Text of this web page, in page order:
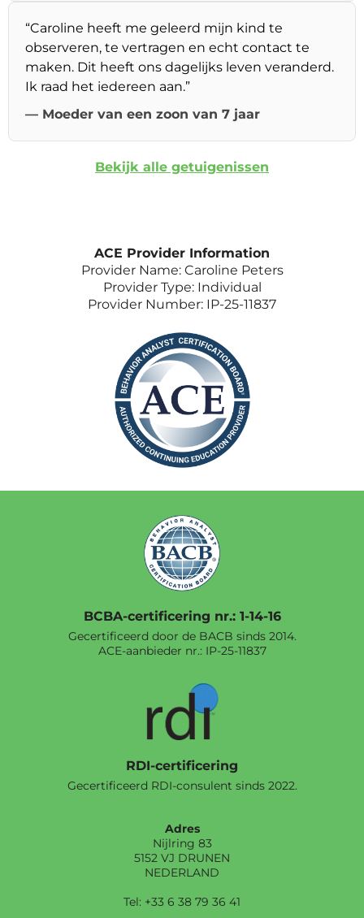
“Caroline heeft me geleerd mijn kind te
observeren, te vertragen en echt contact te
maken. Dit heeft ons dagelijks leven veranderd.
Ik raad het iedereen aan.”
— Moeder van een zoon van 7 jaar
Bekijk alle getuigenissen
ACE Provider Information
Provider Name: Caroline Peters
Provider Type: Individual
Provider Number: IP-25-11837
BCBA-certificering nr.: 1-14-16
Gecertificeerd door de BACB sinds 2014.
ACE-aanbieder nr.: IP-25-11837
RDI-certificering
Gecertificeerd RDI-consulent sinds 2022.
Adres
Nijlring 83
5152 VJ DRUNEN
NEDERLAND
Tel: +33 6 38 79 36 41